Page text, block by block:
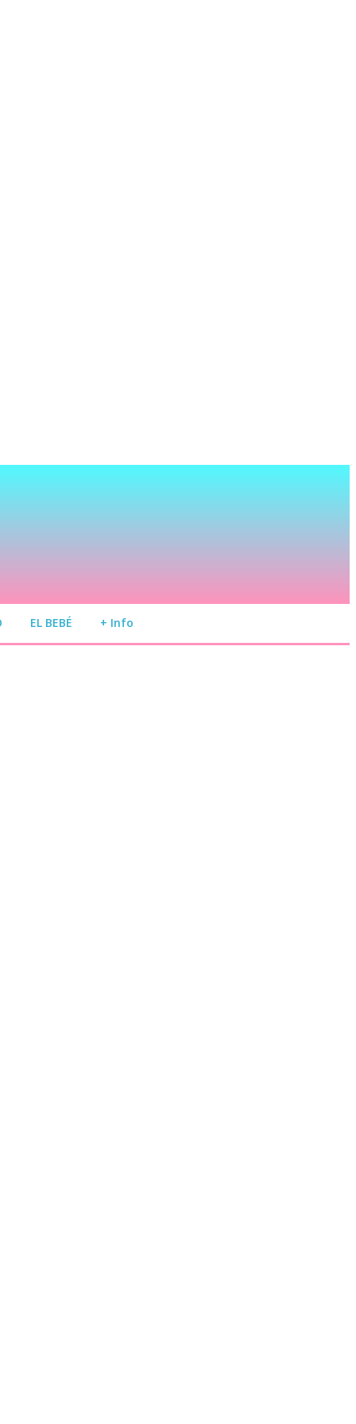
EL BEBÉ + Info